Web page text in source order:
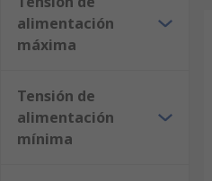
alimentación
máxima
Tensión de
alimentación
mínima